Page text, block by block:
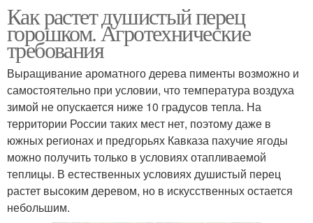
Как растет душистый перец
горошком. Агротехнические
требования
Выращивание ароматного дерева пименты возможно и
самостоятельно при условии, что температура воздуха
зимой не опускается ниже 10 градусов тепла. На
территории России таких мест нет, поэтому даже в
южных регионах и предгорьях Кавказа пахучие ягоды
можно получить только в условиях отапливаемой
теплицы. В естественных условиях душистый перец
растет высоким деревом, но в искусственных остается
небольшим.